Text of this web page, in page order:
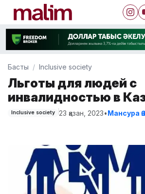
Басты Inclusive society
Льготы для людей с
инвалидностью в
Inclusive society 23 қазан, 2023•Мансура